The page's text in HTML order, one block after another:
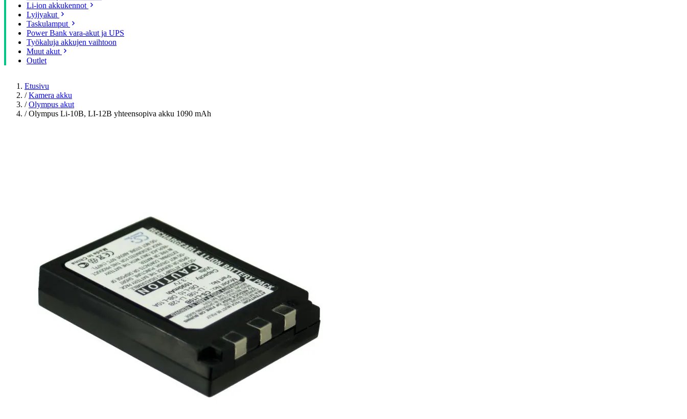
Li-ion akkukennot
Lyijyakut
Taskulamput
Power Bank vara-akut ja UPS
Työkaluja akkujen vaihtoon
Muut akut
Outlet
Etusivu
/ Kamera akku
/ Olympus akut
/ Olympus Li-10B, LI-12B yhteensopiva akku 1090 mAh